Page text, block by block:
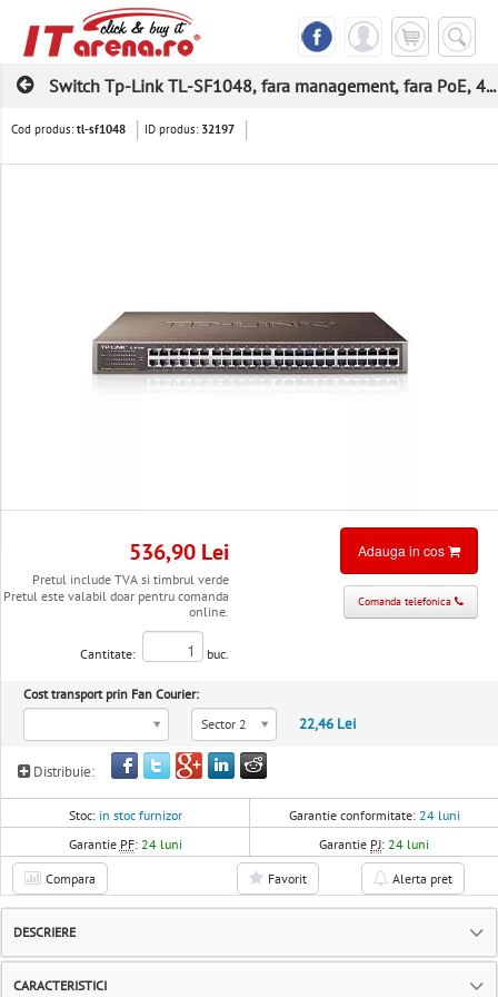
Switch Tp-Link TL-SF1048, fara management, fara PoE, 4...
Cod produs:tl-sf1048 ID produs: 32197
536,90 Lei
Pretul include TVA si timbrul verde
Pretul este valabil doar pentru comanda
online.
Cantitate: buc.
Adauga in cos
Comanda telefonica
Cost transport prin Fan Courier:
Sector 2
22,46 Lei
Distribuie:
Stoc: in stoc furnizor Garantie conformitate: 24 luni
Garantie PF: 24 luni Garantie PJ:24 luni
Compara Favorit Alerta pret
DESCRIERE
CARACTERISTICI